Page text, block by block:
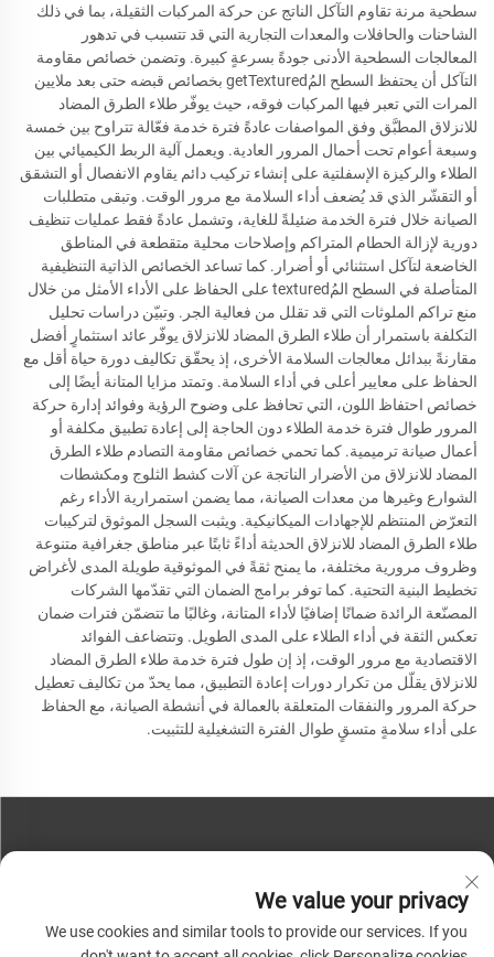
سطحية مرنة تقاوم التآكل الناتج عن حركة المركبات الثقيلة، بما في ذلك
الشاحنات والحافلات والمعدات التجارية التي قد تتسبب في تدهور
المعالجات السطحية الأدنى جودةً بسرعةٍ كبيرة. وتضمن خصائص مقاومة
التآكل أن يحتفظ السطح المُgetTextured بخصائص قبضه حتى بعد ملايين
المرات التي تعبر فيها المركبات فوقه، حيث يوفّر طلاء الطرق المضاد
للانزلاق المطبَّق وفق المواصفات عادةً فترة خدمة فعّالة تتراوح بين خمسة
وسبعة أعوام تحت أحمال المرور العادية. ويعمل آلية الربط الكيميائي بين
الطلاء والركيزة الإسفلتية على إنشاء تركيب دائم يقاوم الانفصال أو التشقق
أو التقشّر الذي قد يُضعف أداء السلامة مع مرور الوقت. وتبقى متطلبات
الصيانة خلال فترة الخدمة ضئيلةً للغاية، وتشمل عادةً فقط عمليات تنظيف
دورية لإزالة الحطام المتراكم وإصلاحات محلية متقطعة في المناطق
الخاضعة لتآكل استثنائي أو أضرار. كما تساعد الخصائص الذاتية التنظيفية
المتأصلة في السطح المُtextured على الحفاظ على الأداء الأمثل من خلال
منع تراكم الملوثات التي قد تقلل من فعالية الجر. وتبيّن دراسات تحليل
التكلفة باستمرار أن طلاء الطرق المضاد للانزلاق يوفّر عائد استثمارٍ أفضل
مقارنةً ببدائل معالجات السلامة الأخرى، إذ يحقّق تكاليف دورة حياة أقل مع
الحفاظ على معايير أعلى في أداء السلامة. وتمتد مزايا المتانة أيضًا إلى
خصائص احتفاظ اللون، التي تحافظ على وضوح الرؤية وفوائد إدارة حركة
المرور طوال فترة خدمة الطلاء دون الحاجة إلى إعادة تطبيق مكلفة أو
أعمال صيانة ترميمية. كما تحمي خصائص مقاومة التصادم طلاء الطرق
المضاد للانزلاق من الأضرار الناتجة عن آلات كشط الثلوج ومكشطات
الشوارع وغيرها من معدات الصيانة، مما يضمن استمرارية الأداء رغم
التعرّض المنتظم للإجهادات الميكانيكية. ويثبت السجل الموثوق لتركيبات
طلاء الطرق المضاد للانزلاق الحديثة أداءً ثابتًا عبر مناطق جغرافية متنوعة
وظروف مرورية مختلفة، ما يمنح ثقةً في الموثوقية طويلة المدى لأغراض
تخطيط البنية التحتية. كما توفر برامج الضمان التي تقدّمها الشركات
المصنّعة الرائدة ضمانًا إضافيًا لأداء المتانة، وغالبًا ما تتضمّن فترات ضمان
تعكس الثقة في أداء الطلاء على المدى الطويل. وتتضاعف الفوائد
الاقتصادية مع مرور الوقت، إذ إن طول فترة خدمة طلاء الطرق المضاد
للانزلاق يقلّل من تكرار دورات إعادة التطبيق، مما يحدّ من تكاليف تعطيل
حركة المرور والنفقات المتعلقة بالعمالة في أنشطة الصيانة، مع الحفاظ
على أداء سلامةٍ متسقٍ طوال الفترة التشغيلية للتثبيت.
هاتف:+86-13793890209
هاتف:+86-13793890209
We value your privacy
We use cookies and similar tools to provide our services. If you